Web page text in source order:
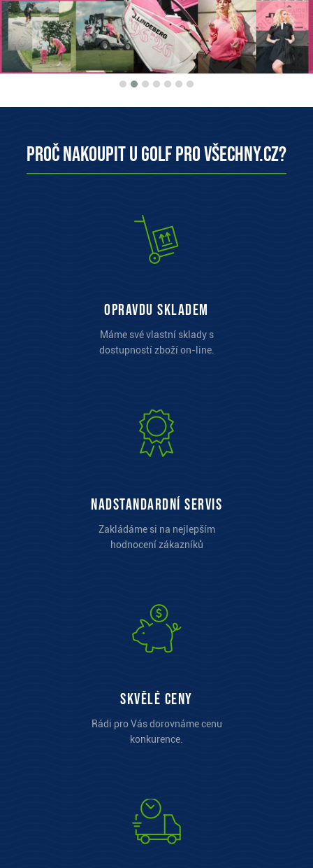
Proč nakoupit u Golf pro všechny.cz?
opravdu skladem
Máme své vlastní sklady s
dostupností zboží on-line.
Nadstandardní servis
Zakládáme si na nejlepším
hodnocení zákazníků
Skvělé ceny
Rádi pro Vás dorovnáme cenu
konkurence.